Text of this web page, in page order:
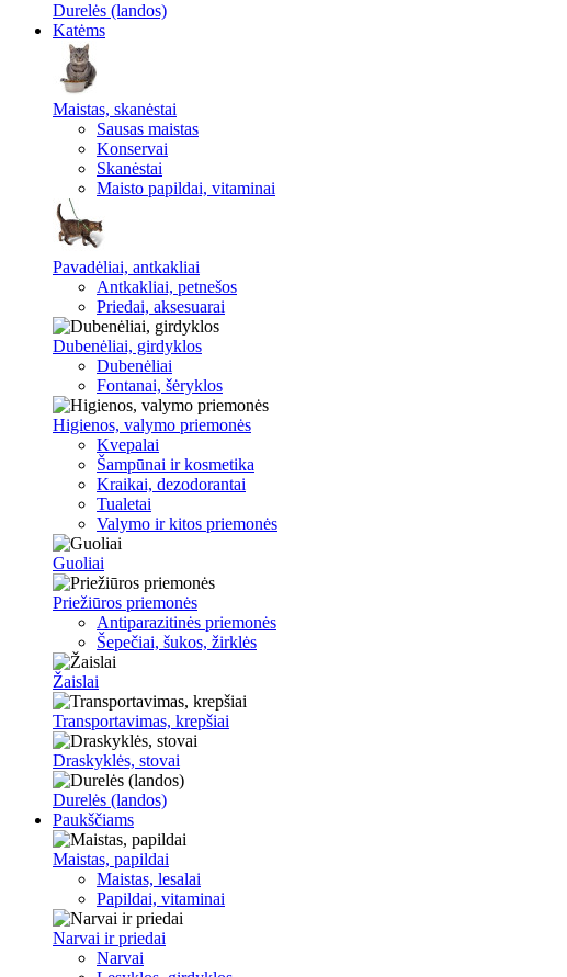
Durelės (landos)
Katėms
Maistas, skanėstai
Sausas maistas
Konservai
Skanėstai
Maisto papildai, vitaminai
Pavadėliai, antkakliai
Antkakliai, petnešos
Priedai, aksesuarai
Dubenėliai, girdyklos
Dubenėliai
Fontanai, šėryklos
Higienos, valymo priemonės
Kvepalai
Šampūnai ir kosmetika
Kraikai, dezodorantai
Tualetai
Valymo ir kitos priemonės
Guoliai
Priežiūros priemonės
Antiparazitinės priemonės
Šepečiai, šukos, žirklės
Žaislai
Transportavimas, krepšiai
Draskyklės, stovai
Durelės (landos)
Paukščiams
Maistas, papildai
Maistas, lesalai
Papildai, vitaminai
Narvai ir priedai
Narvai